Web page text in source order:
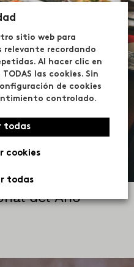
del Año
sitio web para
relevante recordando
Al hacer clic en
las cookies. Sin
de cookies
controlado.
todas
cookies
todas